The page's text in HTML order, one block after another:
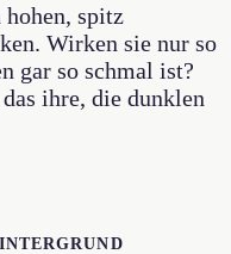
hohen, spitz
Wirken sie nur so
gar so schmal ist?
ihre, die dunklen